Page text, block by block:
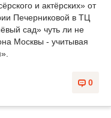
и актёрских» от
Печерниковой в ТЦ
сад» чуть ли не
Москвы - учитывая
0